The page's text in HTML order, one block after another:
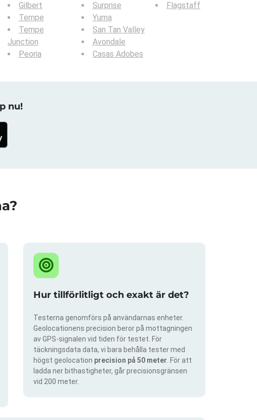
Gilbert
Tempe
Tempe
Junction
Peoria
Surprise
Yuma
San Tan Valley
Avondale
Casas Adobes
Flagstaff
nu!
Hur tillförlitligt och exakt är det?
Testerna genomförs på användarnas enheter.
Geolocationens precision beror på mottagningen
av GPS-signalen vid tiden för testet. För
täckningsdata data, vi bara behålla tester med
högst geolocation precision på 50 meter . För att
ladda ner bithastigheter, går precisionsgränsen
vid 200 meter.